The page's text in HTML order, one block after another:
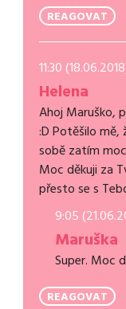
REAGOVAT
11:30
Helena
Ahoj Maruško,
:D Potěšilo mě,
sobě zatím
Moc děkuji za
přesto se s
9:05
Maruška
Super. Moc
REAGOVAT